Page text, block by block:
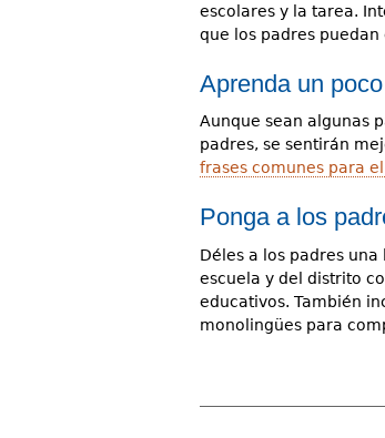
escolares y la tarea.
que los padres puedan
Aprenda un
Aunque sean algunas
padres, se sentirán
frases comunes para
Ponga a los
Déles a los padres
escuela y del distrito
educativos. También
monolingües para